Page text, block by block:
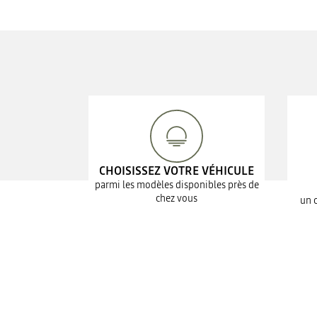
CHOISISSEZ VOTRE VÉHICULE
parmi les modèles disponibles près de
chez vous
un